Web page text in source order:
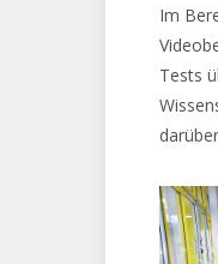
Im
Tests